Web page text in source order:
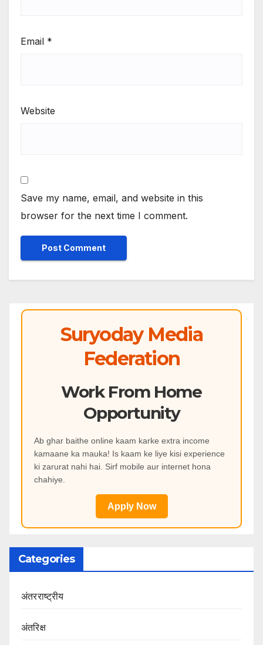
Email *
Website
Save my name, email, and website in this
browser for the next time I comment.
Suryoday Media
Federation
Work From Home
Opportunity
Ab ghar baithe online kaam karke extra income
kamaane ka mauka! Is kaam ke liye kisi experience
ki zarurat nahi hai. Sirf mobile aur internet hona
chahiye.
Apply Now
Categories
अंतरराष्ट्रीय
अंतरिक्ष